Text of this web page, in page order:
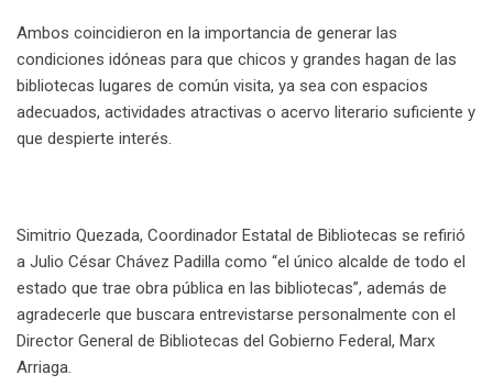
Ambos coincidieron en la importancia de generar las
condiciones idóneas para que chicos y grandes hagan de las
bibliotecas lugares de común visita, ya sea con espacios
adecuados, actividades atractivas o acervo literario suficiente y
que despierte interés.
Simitrio Quezada, Coordinador Estatal de Bibliotecas se refirió
a Julio César Chávez Padilla como “el único alcalde de todo el
estado que trae obra pública en las bibliotecas”, además de
agradecerle que buscara entrevistarse personalmente con el
Director General de Bibliotecas del Gobierno Federal, Marx
Arriaga.